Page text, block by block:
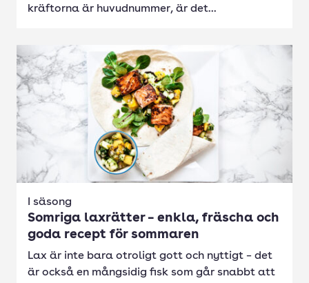
kräftorna är huvudnummer, är det...
I säsong
Somriga laxrätter – enkla, fräscha och
goda recept för sommaren
Lax är inte bara otroligt gott och nyttigt – det
är också en mångsidig fisk som går snabbt att